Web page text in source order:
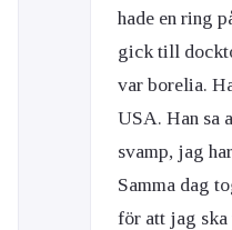
hade en ring
gick till
var borelia.
USA. Han sa
svamp, jag
Samma dag
för att jag ska